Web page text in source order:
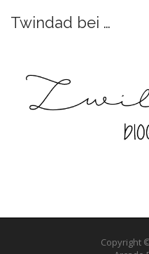
Twindad bei …
Copyright